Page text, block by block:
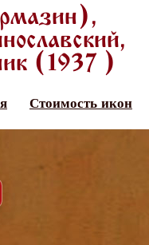
(1937 )
Стоимость икон